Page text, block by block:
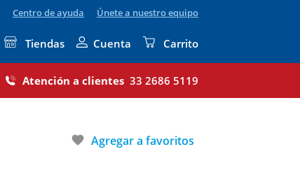
Centro de ayuda Únete a nuestro equipo
Tiendas Cuenta Carrito
Atención a clientes 33 2686 5119
favorite Agregar a favoritos